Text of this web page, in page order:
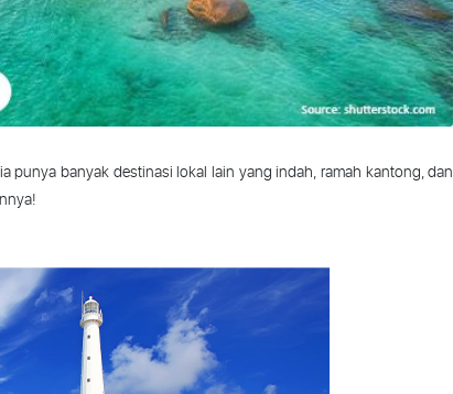
punya banyak destinasi lokal lain yang indah, ramah kantong, dan